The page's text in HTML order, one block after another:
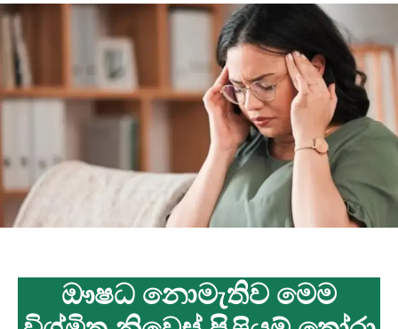
ඖෂධ නොමැතිව මෙම